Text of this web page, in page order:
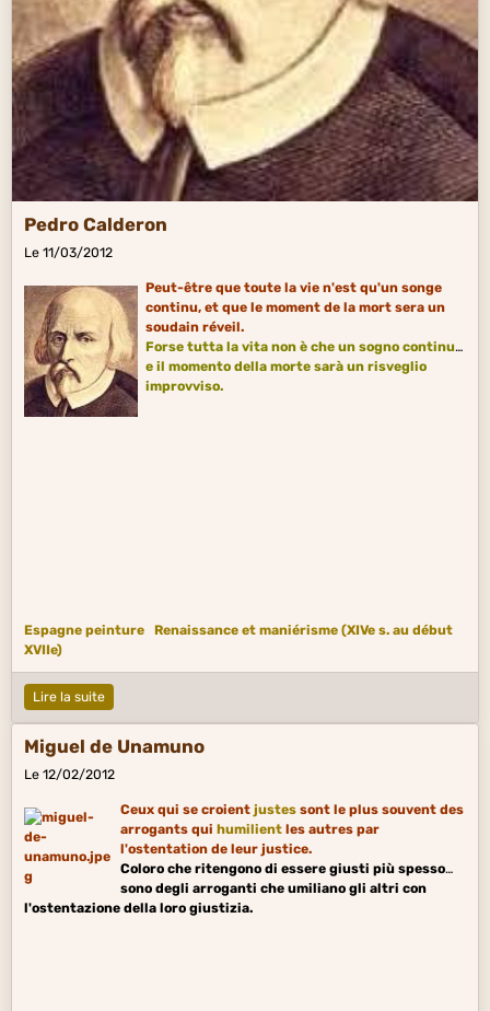
Pedro Calderon
Le 11/03/2012
Peut-être que toute la vie n'est qu'un songe
continu, et que le moment de la mort sera un
soudain réveil.
Forse tutta la vita non è che un sogno continuo,
e il momento della morte sarà un risveglio
improvviso.
Espagne peinture
Renaissance et maniérisme (XIVe s. au début
XVIIe)
Lire la suite
Miguel de Unamuno
Le 12/02/2012
Ceux qui se croient justessont le plus souvent des
arrogants qui humilientles autres par
l'ostentation de leur justice.
Coloro che ritengono di essere giusti più spesso
sono degli arroganti che umiliano gli altri con
l'ostentazione della loro giustizia.